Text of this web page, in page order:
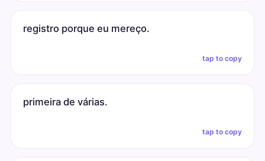
registro porque eu mereço.
tap to copy
primeira de várias.
tap to copy